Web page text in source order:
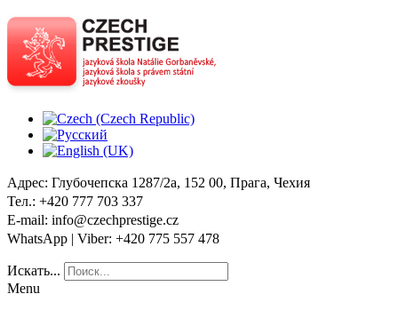
Адрес: Глубочепска 1287/2a, 152 00, Прага, Чехия
Тел.: +420 777 703 337
E-mail: info@czechprestige.cz
WhatsApp | Viber: +420 775 557 478
Искать...
Menu